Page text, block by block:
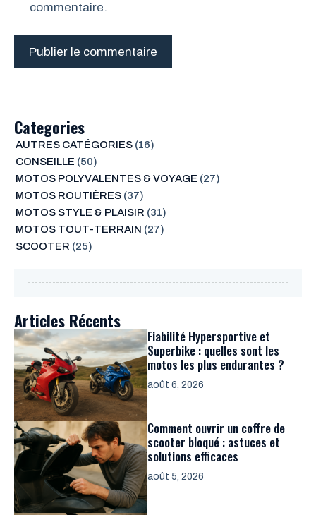
commentaire.
Categories
AUTRES CATÉGORIES(16)
CONSEILLE (50)
MOTOS POLYVALENTES & VOYAGE (27)
MOTOS ROUTIÈRES(37)
MOTOS STYLE & PLAISIR (31)
MOTOS TOUT-TERRAIN (27)
SCOOTER (25)
Articles Récents
Fiabilité Hypersportive et
Superbike : quelles sont les
motos les plus endurantes ?
août 6, 2026
Comment ouvrir un coffre de
scooter bloqué : astuces et
solutions efficaces
août 5, 2026